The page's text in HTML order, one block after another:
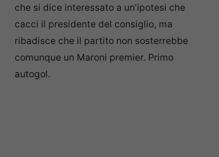
che si dice interessato a un’ipotesi che
cacci il presidente del consiglio, ma
ribadisce che il partito non sosterrebbe
comunque un Maroni premier. Primo
autogol.